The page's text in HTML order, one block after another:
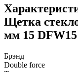
Щетка
мм 15 DFW15
Брэнд
Double force